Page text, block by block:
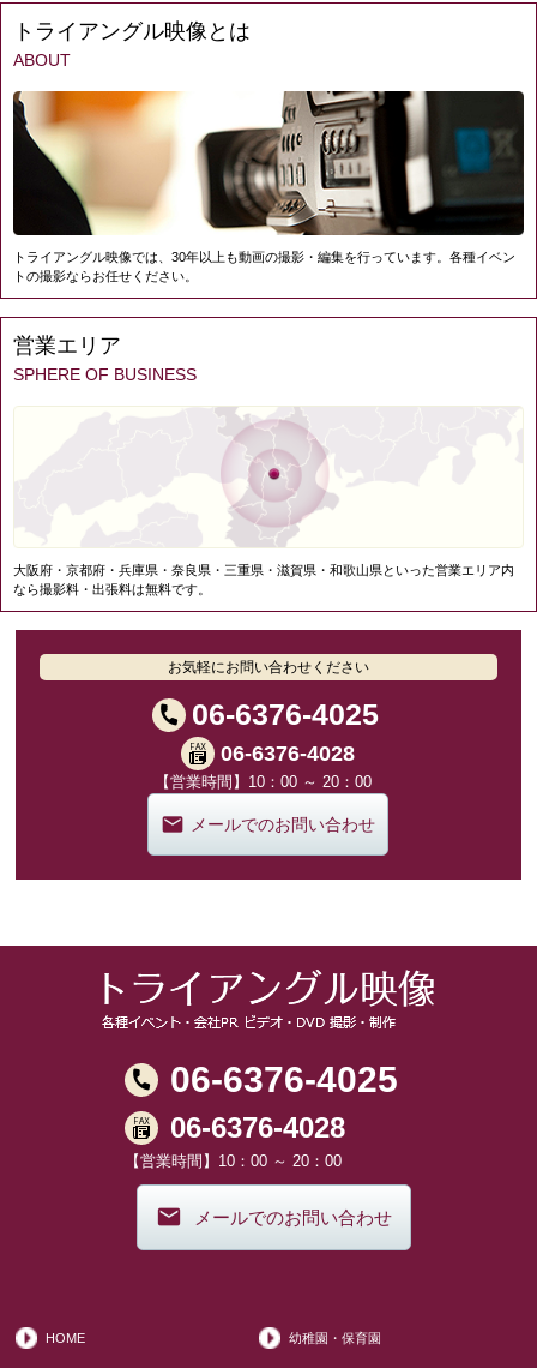
トライアングル映像とは
ABOUT
トライアングル映像では、30年以上も動画の撮影・編集を行っています。各種イベン
トの撮影ならお任せください。
営業エリア
SPHERE OF BUSINESS
大阪府・京都府・兵庫県・奈良県・三重県・滋賀県・和歌山県といった営業エリア内
なら撮影料・出張料は無料です。
お気軽にお問い合わせください
06-6376-4025
06-6376-4028
【営業時間】10：00 ～ 20：00
メールでのお問い合わせ
06-6376-4025
06-6376-4028
【営業時間】10：00 ～ 20：00
メールでのお問い合わせ
HOME 幼稚園・保育園